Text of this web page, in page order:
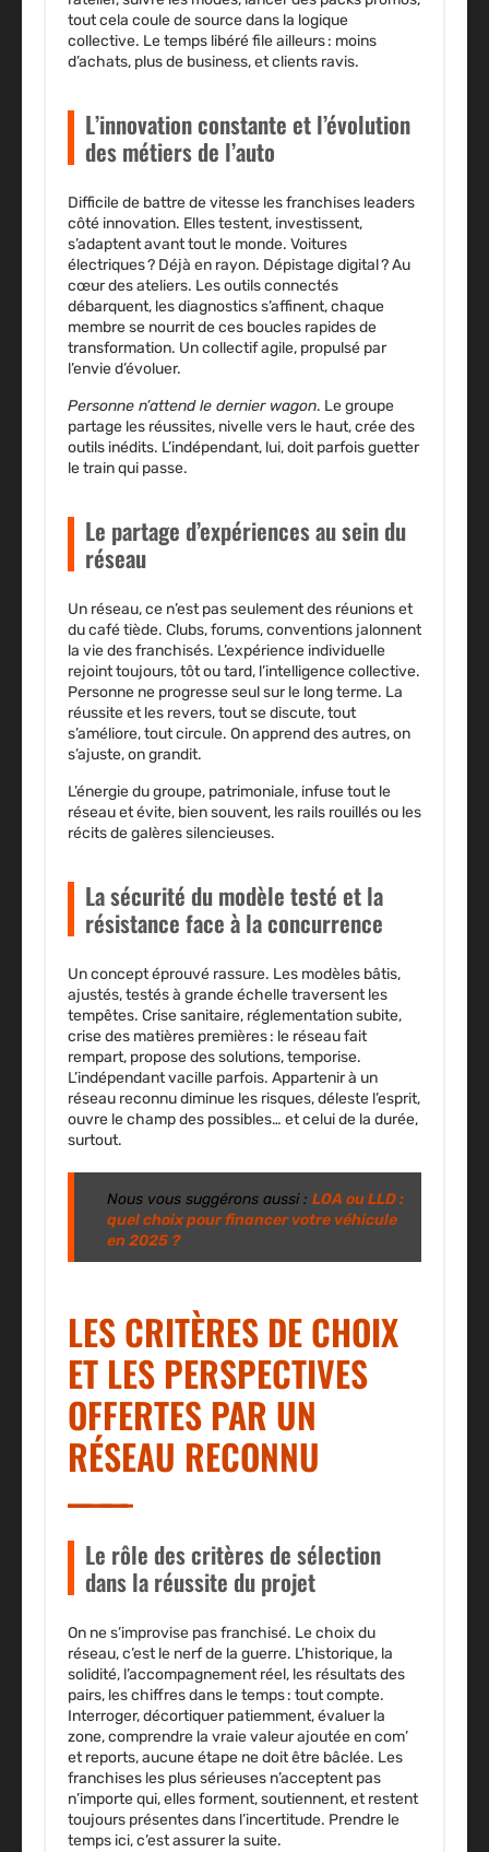
tout cela coule de source dans la logique
collective. Le temps libéré file ailleurs : moins
d’achats, plus de business, et clients ravis.
L’innovation constante et l’évolution
des métiers de l’auto
Difficile de battre de vitesse les franchises leaders
côté innovation. Elles testent, investissent,
s’adaptent avant tout le monde. Voitures
électriques ? Déjà en rayon. Dépistage digital ? Au
cœur des ateliers. Les outils connectés
débarquent, les diagnostics s’affinent, chaque
membre se nourrit de ces boucles rapides de
transformation. Un collectif agile, propulsé par
l’envie d’évoluer.
Personne n’attend le dernier wagon. Le groupe
partage les réussites, nivelle vers le haut, crée des
outils inédits. L’indépendant, lui, doit parfois guetter
le train qui passe.
Le partage d’expériences au sein du
réseau
Un réseau, ce n’est pas seulement des réunions et
du café tiède. Clubs, forums, conventions jalonnent
la vie des franchisés. L’expérience individuelle
rejoint toujours, tôt ou tard, l’intelligence collective.
Personne ne progresse seul sur le long terme. La
réussite et les revers, tout se discute, tout
s’améliore, tout circule. On apprend des autres, on
s’ajuste, on grandit.
L’énergie du groupe, patrimoniale, infuse tout le
réseau et évite, bien souvent, les rails rouillés ou les
récits de galères silencieuses.
La sécurité du modèle testé et la
résistance face à la concurrence
Un concept éprouvé rassure. Les modèles bâtis,
ajustés, testés à grande échelle traversent les
tempêtes. Crise sanitaire, réglementation subite,
crise des matières premières : le réseau fait
rempart, propose des solutions, temporise.
L’indépendant vacille parfois. Appartenir à un
réseau reconnu diminue les risques, déleste l’esprit,
ouvre le champ des possibles… et celui de la durée,
surtout.
Nous vous suggérons aussi : LOA ou LLD :
quel choix pour financer votre véhicule
en 2025 ?
LES CRITÈRES DE CHOIX
ET LES PERSPECTIVES
OFFERTES PAR UN
RÉSEAU RECONNU
Le rôle des critères de sélection
dans la réussite du projet
On ne s’improvise pas franchisé. Le choix du
réseau, c’est le nerf de la guerre. L’historique, la
solidité, l’accompagnement réel, les résultats des
pairs, les chiffres dans le temps : tout compte.
Interroger, décortiquer patiemment, évaluer la
zone, comprendre la vraie valeur ajoutée en com’
et reports, aucune étape ne doit être bâclée. Les
franchises les plus sérieuses n’acceptent pas
n’importe qui, elles forment, soutiennent, et restent
toujours présentes dans l’incertitude. Prendre le
temps ici, c’est assurer la suite.